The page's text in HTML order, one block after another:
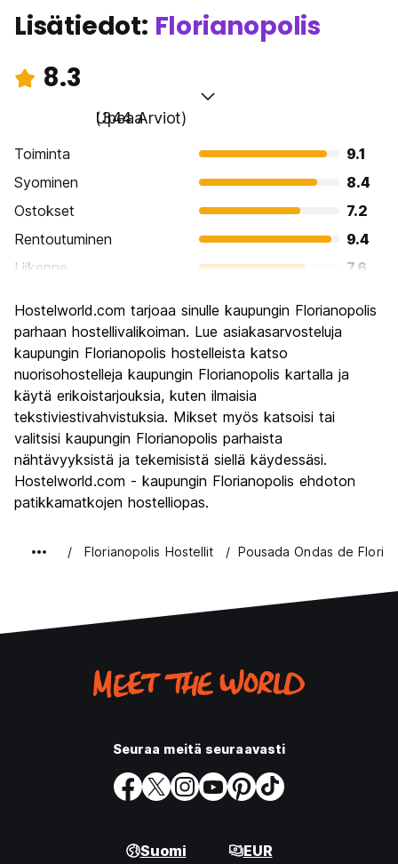
Lisätiedot: Florianopolis
8.3
Upeaa
(344 Arviot)
Toiminta
9.1
Syominen
8.4
Ostokset
7.2
Rentoutuminen
9.4
Liikenne
7.6
Kulttuuri
Yöelämä
Rahanarvoinen
8.3
Hostelworld.com tarjoaa sinulle kaupungin Florianopolis
parhaan hostellivalikoiman. Lue asiakasarvosteluja
kaupungin Florianopolis hostelleista katso
nuorisohostelleja kaupungin Florianopolis kartalla ja
käytä erikoistarjouksia, kuten ilmaisia
tekstiviestivahvistuksia. Mikset myös katsoisi tai
valitsisi kaupungin Florianopolis parhaista
nähtävyyksistä ja tekemisistä siellä käydessäsi.
Hostelworld.com - kaupungin Florianopolis ehdoton
patikkamatkojen hostelliopas.
Florianopolis Hostellit Pousada Ondas de Floripa
Seuraa meitä seuraavasti
Suomi EUR